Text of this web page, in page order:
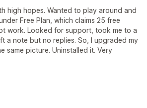
high hopes. Wanted to play around and
Free Plan, which claims 25 free
work. Looked for support, took me to a
a note but no replies. So, I upgraded my
same picture. Uninstalled it. Very